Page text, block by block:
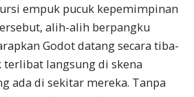
empuk pucuk kepemimpinan
alih-alih berpangku
Godot datang secara tiba-
langsung di skena
ada di sekitar mereka. Tanpa